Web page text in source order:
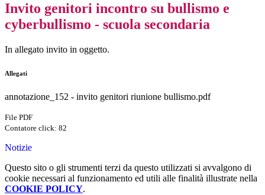
Invito genitori incontro su bullismo e
cyberbullismo - scuola secondaria
In allegato invito in oggetto.
Allegati
annotazione_152 - invito genitori riunione bullismo.pdf
File PDF
Contatore click: 82
Notizie
Questo sito o gli strumenti terzi da questo utilizzati si avvalgono di
cookie necessari al funzionamento ed utili alle finalità illustrate nella
COOKIE POLICY.